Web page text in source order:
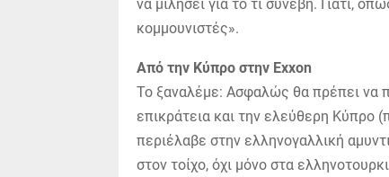
να μιλήσει για το τι συνέβη. Γιατί,
κομμουνιστές».
Από την Κύπρο στην Exxon
Το ξαναλέμε: Ασφαλώς θα πρέπει να
επικράτεια και την ελεύθερη Κύπρο
περιέλαβε στην ελληνογαλλική
στον τοίχο, όχι μόνο στα